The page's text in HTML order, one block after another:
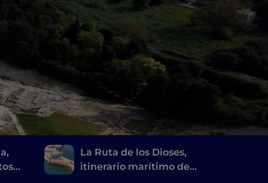
La Ruta de los Dioses,
itinerario marítimo de